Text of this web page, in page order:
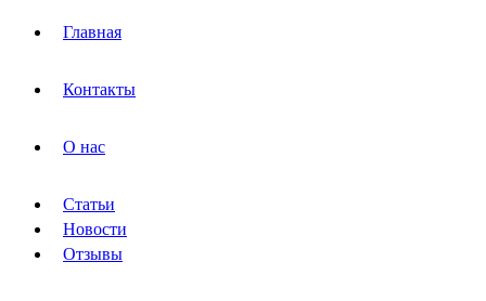
Главная
Контакты
О нас
Статьи
Новости
Отзывы